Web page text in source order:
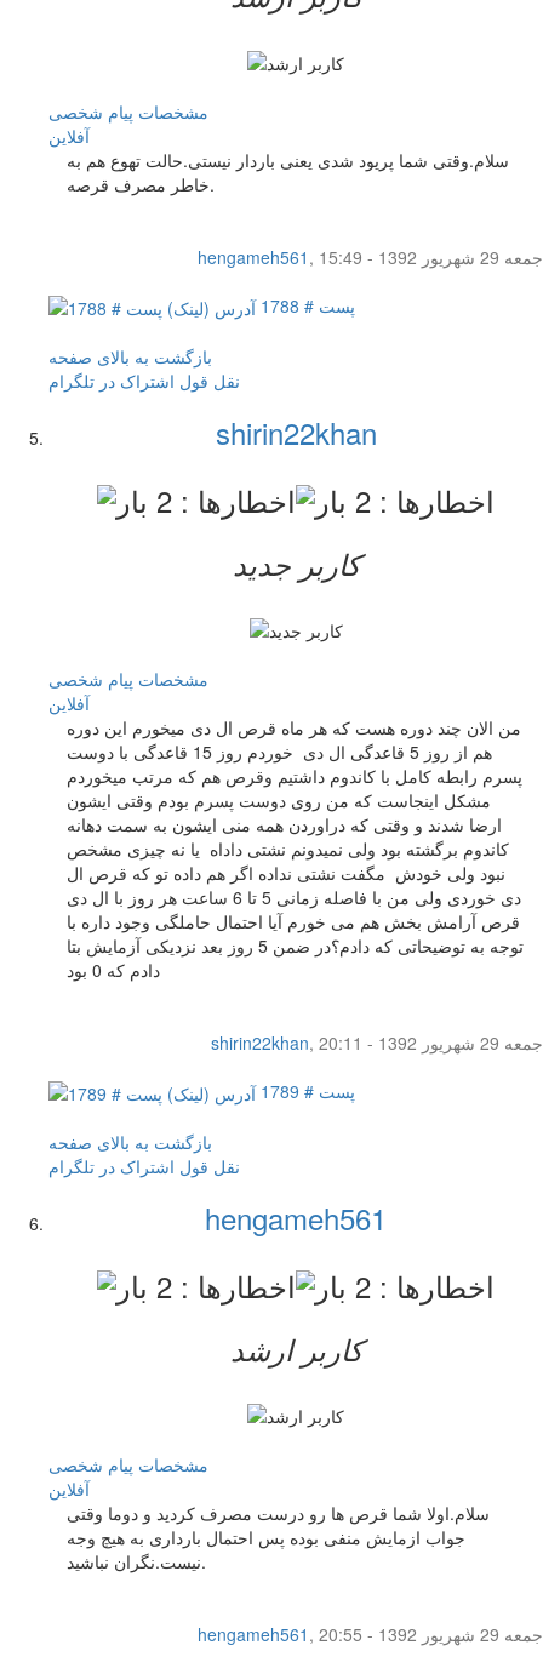
مشخصات پیام شخصی
آفلاين
سلام.وقتی شما پریود شدی یعنی باردار نیستی.حالت تهوع هم به
خاطر مصرف قرصه.
hengameh561 ,
جمعه 29 شهریور 1392 - 15:49
پست # 1788
بازگشت به بالای صفحه
نقل قول اشتراک در تلگرام
shirin22khan
کاربر جدید
مشخصات پیام شخصی
آفلاين
من الان چند دوره هست که هر ماه قرص ال دی میخورم این دوره
هم از روز 5 قاعدگی ال دی خوردم روز 15 قاعدگی با دوست
پسرم رابطه کامل با کاندوم داشتیم وقرص هم که مرتب میخوردم
مشکل اینجاست که من روی دوست پسرم بودم وقتی ایشون
ارضا شدند و وقتی که دراوردن همه منی ایشون به سمت دهانه
کاندوم برگشته بود ولی نمیدونم نشتی داداه یا نه چیزی مشخص
نبود ولی خودش مگفت نشتی نداده اگر هم داده تو که قرص ال
دی خوردی ولی من با فاصله زمانی 5 تا 6 ساعت هر روز با ال دی
قرص آرامش بخش هم می خورم آیا احتمال حاملگی وجود داره با
توجه به توضیحاتی که دادم؟در ضمن 5 روز بعد نزدیکی آزمایش بتا
دادم که 0 بود
shirin22khan,
جمعه 29 شهریور 1392 - 20:11
پست # 1789
بازگشت به بالای صفحه
نقل قول اشتراک در تلگرام
hengameh561
کاربر ارشد
مشخصات پیام شخصی
آفلاين
سلام.اولا شما قرص ها رو درست مصرف کردید و دوما وقتی
جواب ازمایش منفی بوده پس احتمال بارداری به هیچ وجه
نیست.نگران نباشید.
hengameh561 ,
جمعه 29 شهریور 1392 - 20:55